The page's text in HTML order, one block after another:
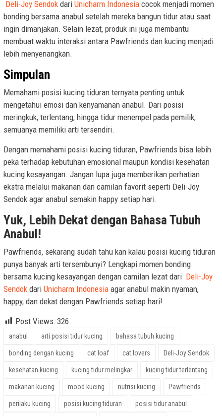
Deli-Joy Sendok dari Unicharm Indonesia cocok menjadi momen
bonding bersama anabul setelah mereka bangun tidur atau saat
ingin dimanjakan. Selain lezat, produk ini juga membantu
membuat waktu interaksi antara Pawfriends dan kucing menjadi
lebih menyenangkan.
Simpulan
Memahami posisi kucing tiduran ternyata penting untuk
mengetahui emosi dan kenyamanan anabul. Dari posisi
meringkuk, terlentang, hingga tidur menempel pada pemilik,
semuanya memiliki arti tersendiri.
Dengan memahami posisi kucing tiduran, Pawfriends bisa lebih
peka terhadap kebutuhan emosional maupun kondisi kesehatan
kucing kesayangan. Jangan lupa juga memberikan perhatian
ekstra melalui makanan dan camilan favorit seperti Deli-Joy
Sendok agar anabul semakin happy setiap hari.
Yuk, Lebih Dekat dengan Bahasa Tubuh
Anabul!
Pawfriends, sekarang sudah tahu kan kalau posisi kucing tiduran
punya banyak arti tersembunyi? Lengkapi momen bonding
bersama kucing kesayangan dengan camilan lezat dari Deli-Joy
Sendok dari Unicharm Indonesia agar anabul makin nyaman,
happy, dan dekat dengan Pawfriends setiap hari!
Post Views: 326
anabul arti posisi tidur kucing bahasa tubuh kucing
bonding dengan kucing cat loaf cat lovers Deli-Joy Sendok
kesehatan kucing kucing tidur melingkar kucing tidur terlentang
makanan kucing mood kucing nutrisi kucing Pawfriends
perilaku kucing posisi kucing tiduran posisi tidur anabul